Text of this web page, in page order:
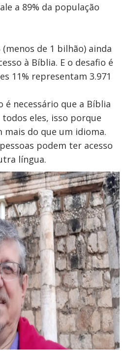
a 89% da população
de 1 bilhão) ainda
à Bíblia. E o desafio é
11% representam 3.971
é necessário que a Bíblia
eles, isso porque
mais do que um idioma.
podem ter acesso
língua.